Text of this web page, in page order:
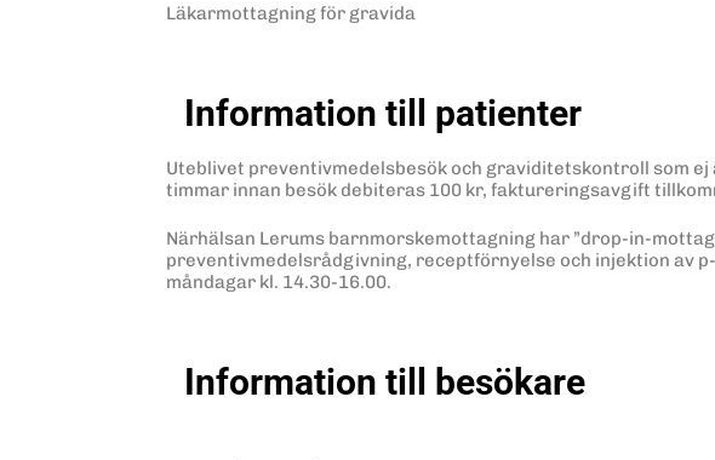
Läkarmottagning för gravida
Information till patienter
Uteblivet preventivmedelsbesök och graviditetskontroll som ej
timmar innan besök debiteras 100 kr, faktureringsavgift
Närhälsan Lerums barnmorskemottagning har ”drop-in-
preventivmedelsrådgivning, receptförnyelse och injektion av
måndagar kl. 14.30-16.00.
Information till besökare